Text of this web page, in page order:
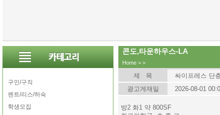
구인/구직
렌트/리스/하숙
학생모집
콘도,타운하우스-LA
Home > >
제 목
싸이프레스 단
광고게재일
2026-08-01
방2 화1 약 800SF